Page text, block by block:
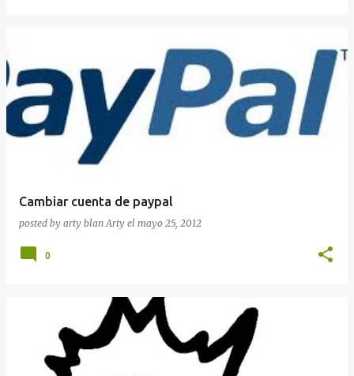
Cambiar cuenta de paypal
posted by arty blanArty el mayo 25, 2012
0